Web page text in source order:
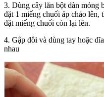
3. Dùng cây lăn bột dàn mỏng
đặt 1 miếng chuối áp chảo lên,
đặt miếng chuối còn lại lên.
4. Gập đôi và dùng tay hoặc
nhau